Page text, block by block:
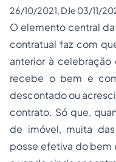
26/10/2021, DJe 03/11/
O elemento central
contratual faz com
anterior à
recebe o bem e
descontado ou
contrato. Só que,
de imóvel, muita
posse efetiva do bem